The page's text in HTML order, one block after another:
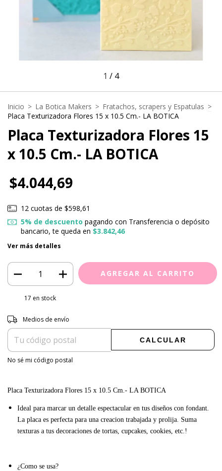
1 / 4
Inicio > La Botica Makers > Fratachos, scrapers y Espatulas >
Placa Texturizadora Flores 15 x 10.5 Cm.- LA BOTICA
Placa Texturizadora Flores 15
x 10.5 Cm.- LA BOTICA
$4.044,69
12 cuotas de $598,61
5% de descuento pagando con Transferencia o depósito
bancario, te queda en $3.842,46
Ver más detalles
17 en stock
Entregas para el CP:
Medios de envío
CALCULAR
No sé mi código postal
Placa Texturizadora Flores 15 x 10.5 Cm.- LA BOTICA
Ideal para marcar un detalle espectacular en tus diseños con fondant.
La placa es perfecta para una creacion trabajada y prolija. Suma
texturas a tus decoraciones de tortas, cupcakes, cookies, etc.!
¿Como se usa?